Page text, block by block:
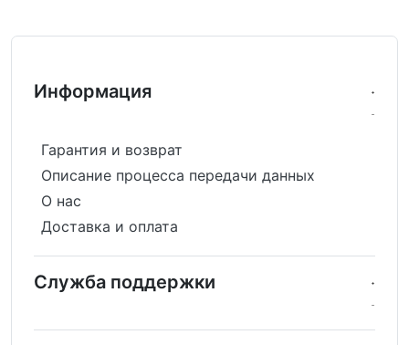
Информация
Гарантия и возврат
Описание процесса передачи данных
О нас
Доставка и оплата
Служба поддержки